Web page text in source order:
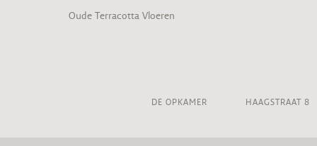
Oude Terracotta Vloeren
DE OPKAMER HAAGSTRAAT 8